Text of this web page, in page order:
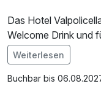
Das Hotel
Welcome Drink und
besten Weine der
Tipps von
Weiterlesen
Buchbar bis